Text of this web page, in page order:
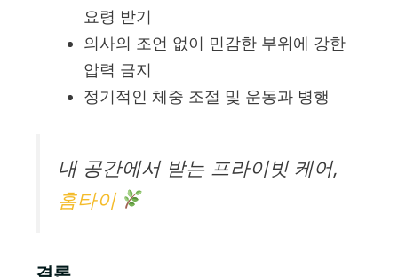
요령 받기
의사의 조언 없이 민감한 부위에 강한
압력 금지
정기적인 체중 조절 및 운동과 병행
내 공간에서 받는 프라이빗 케어,
홈타이
결론